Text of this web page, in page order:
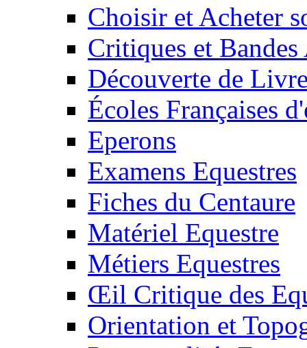
Choisir et Acheter
Critiques et
Découverte de
Écoles Françaises
Eperons
Examens Equestres
Fiches du Centaure
Matériel Equestre
Métiers Equestres
Œil Critique des
Orientation et